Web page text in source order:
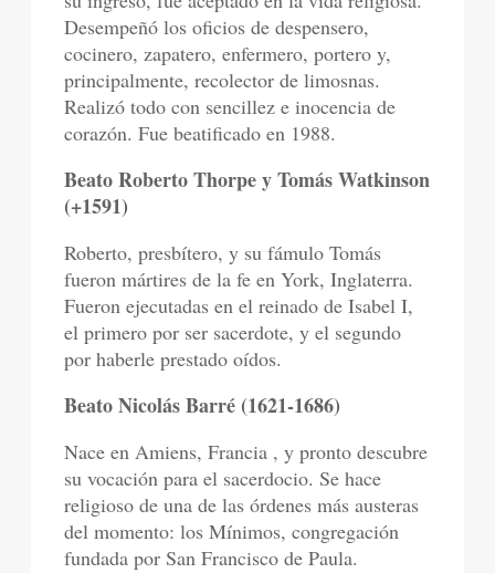
Desempeñó los oficios de despensero,
cocinero, zapatero, enfermero, portero y,
principalmente, recolector de limosnas.
Realizó todo con sencillez e inocencia de
corazón. Fue beatificado en 1988.
Beato Roberto Thorpe y Tomás Watkinson
(+1591)
Roberto, presbítero, y su fámulo Tomás
fueron mártires de la fe en York, Inglaterra.
Fueron ejecutadas en el reinado de Isabel I,
el primero por ser sacerdote, y el segundo
por haberle prestado oídos.
Beato Nicolás Barré (1621-1686)
Nace en Amiens, Francia , y pronto descubre
su vocación para el sacerdocio. Se hace
religioso de una de las órdenes más austeras
del momento: los Mínimos, congregación
fundada por San Francisco de Paula.